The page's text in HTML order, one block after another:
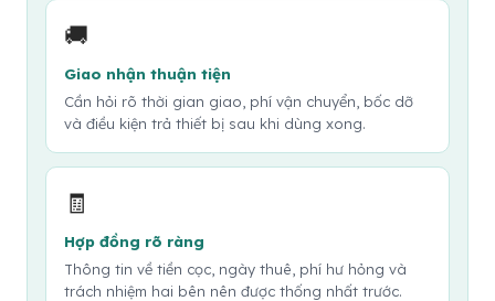
🚚
Giao nhận thuận tiện
Cần hỏi rõ thời gian giao, phí vận chuyển, bốc dỡ
và điều kiện trả thiết bị sau khi dùng xong.
🧾
Hợp đồng rõ ràng
Thông tin về tiền cọc, ngày thuê, phí hư hỏng và
trách nhiệm hai bên nên được thống nhất trước.